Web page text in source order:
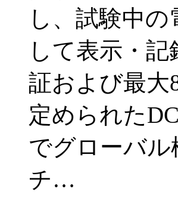
し、試験中
して表示・
証および最大
定められた
でグローバ
チ…